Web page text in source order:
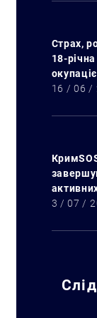
Страх,
18-
16 / 06 /
3 / 07 /